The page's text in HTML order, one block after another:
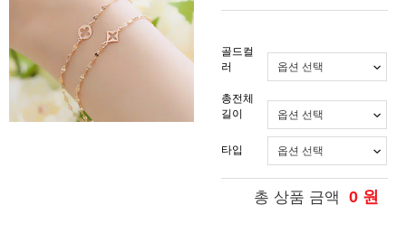
골드컬
러
총전체
길이
타입
총 상품 금액 0 원